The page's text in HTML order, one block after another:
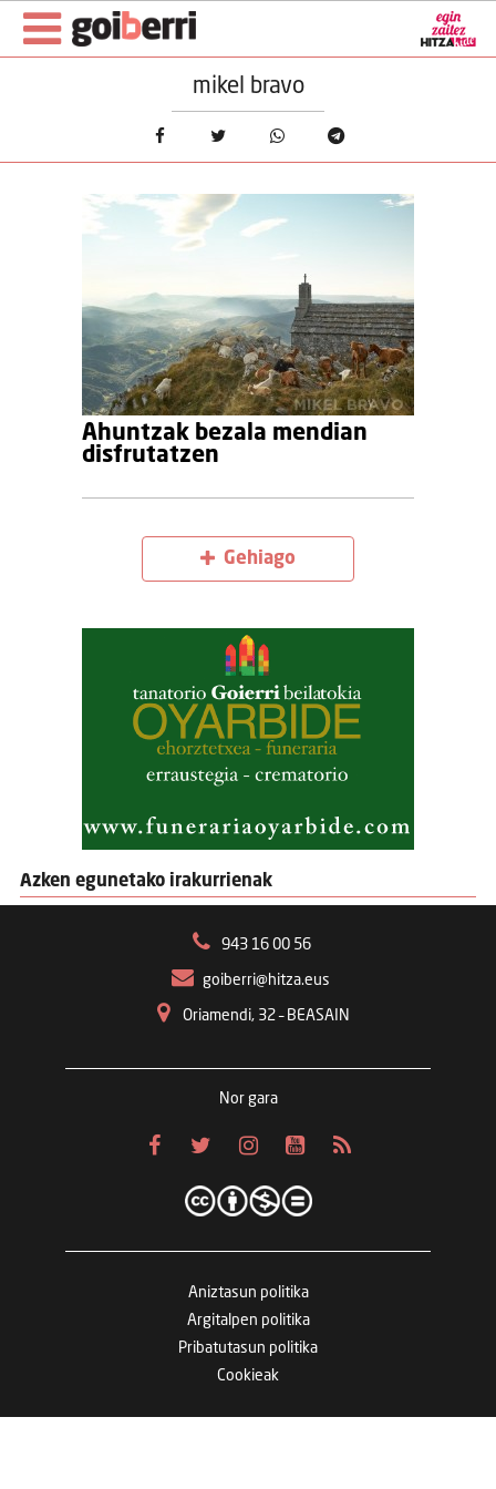
mikel bravo
Ahuntzak bezala mendian
disfrutatzen
Gehiago
Azken egunetako irakurrienak
943 16 00 56
goiberri@hitza.eus
Oriamendi, 32 – BEASAIN
Nor gara
Aniztasun politika
Argitalpen politika
Pribatutasun politika
Cookieak